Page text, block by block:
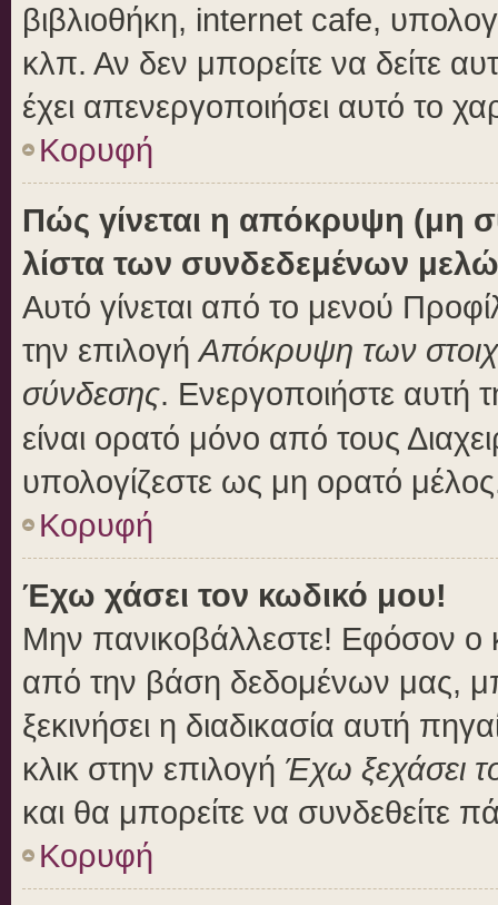
βιβλιοθήκη, internet cafe,
κλπ. Αν δεν μπορείτε να δείτε
έχει απενεργοποιήσει αυτό το
Κορυφή
Πώς γίνεται η απόκρυψη (μη
λίστα των συνδεδεμένων
Αυτό γίνεται από το μενού
την επιλογήΑπόκρυψη των
σύνδεσης. Ενεργοποιήστε αυτή
είναι ορατό μόνο από τους
υπολογίζεστε ως μη ορατό
Κορυφή
Έχω χάσει τον κωδικό μου!
Μην πανικοβάλλεστε! Εφόσον ο
από την βάση δεδομένων μας,
ξεκινήσει η διαδικασία αυτή
κλικ στην επιλογή Έχω ξεχάσει
και θα μπορείτε να συνδεθείτε
Κορυφή